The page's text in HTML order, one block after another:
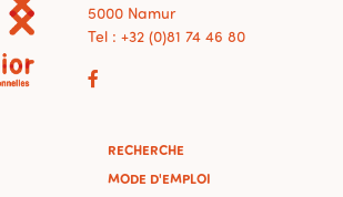
5000 Namur
Tel : +32 (0)81 74 46 80
RECHERCHE
MODE D'EMPLOI